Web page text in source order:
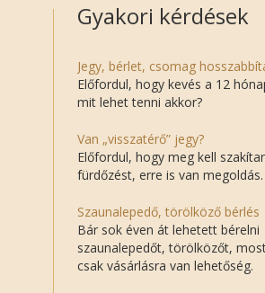
Gyakori kérdések
Jegy, bérlet, csomag
Előfordul, hogy kevés a 12
mit lehet tenni akkor?
Van „visszatérő” jegy?
Előfordul, hogy meg kell
fürdőzést, erre is van megoldás.
Szaunalepedő, törölköző bérlés
Bár sok éven át lehetett bérelni
szaunalepedőt, törölközőt,
csak vásárlásra van lehetőség.